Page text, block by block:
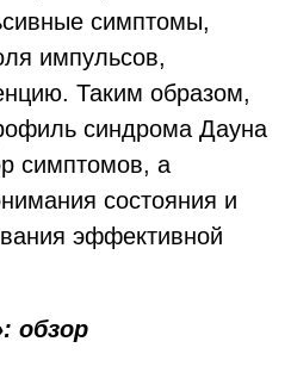
симптомы,
импульсов,
Таким образом,
синдрома Дауна
симптомов, а
состояния и
эффективной
обзор